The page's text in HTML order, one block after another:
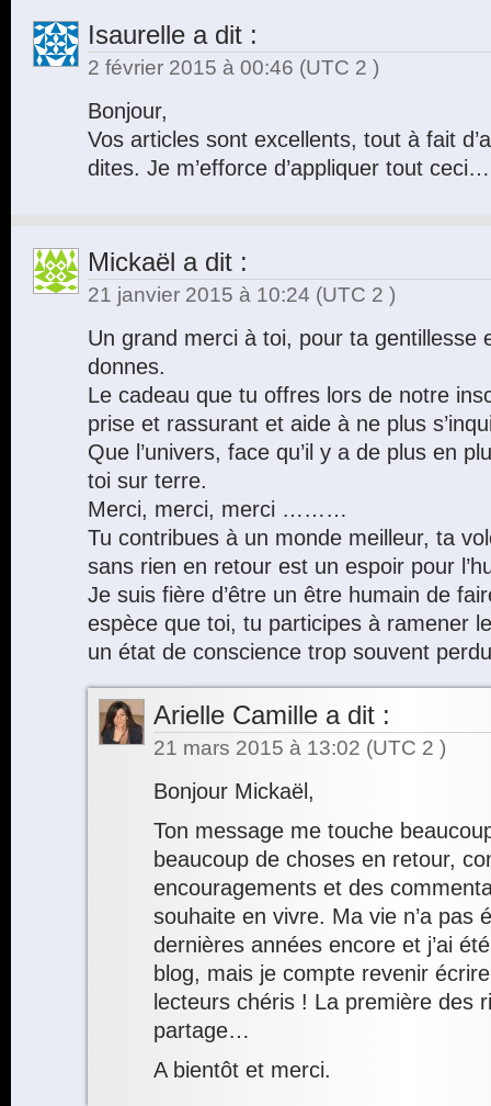
Isaurelle a dit :
2 février 2015 à 00:46 (UTC 2 )
Bonjour,
Vos articles sont excellents, tout à fait
dites. Je m’efforce d’appliquer tout
Mickaël a dit :
21 janvier 2015 à 10:24 (UTC 2 )
Un grand merci à toi, pour ta gentillesse
donnes.
Le cadeau que tu offres lors de notre
prise et rassurant et aide à ne plus
Que l’univers, face qu’il y a de plus en
toi sur terre.
Merci, merci, merci ………
Tu contribues à un monde meilleur, ta
sans rien en retour est un espoir pour
Je suis fière d’être un être humain de
espèce que toi, tu participes à ramener
un état de conscience trop souvent
Arielle Camille a dit :
21 mars 2015 à 13:02 (UTC 2 )
Bonjour Mickaël,
Ton message me touche
beaucoup de choses en retour,
encouragements et des
souhaite en vivre. Ma vie n’a pas
dernières années encore et j’ai
blog, mais je compte revenir
lecteurs chéris ! La première des
partage…
A bientôt et merci.